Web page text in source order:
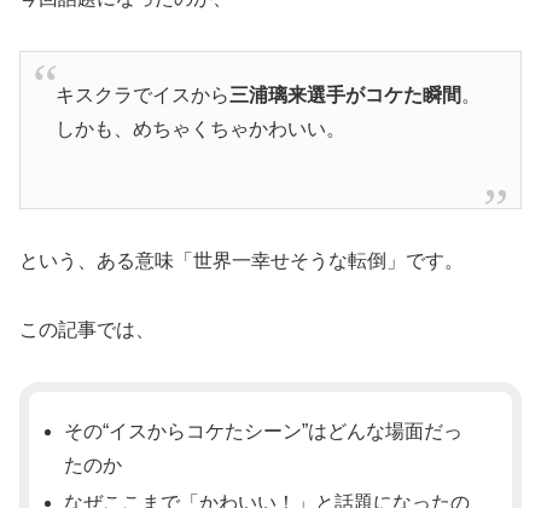
キスクラでイスから三浦璃来選手がコケた瞬間 。
しかも、めちゃくちゃかわいい。
という、ある意味「世界一幸せそうな転倒」です。
この記事では、
その“イスからコケたシーン”はどんな場面だっ
たのか
なぜここまで「かわいい！」と話題になったの